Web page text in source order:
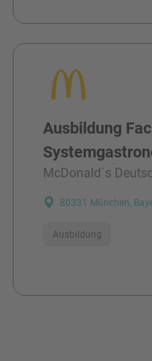
Ausbildung
McDonald`s
80331 München,
Ausbildung